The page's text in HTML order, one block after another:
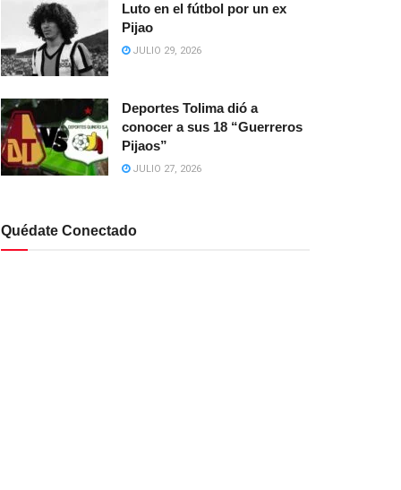
Luto en el fútbol por un ex
Pijao
JULIO 29, 2026
Deportes Tolima dió a
conocer a sus 18 “Guerreros
Pijaos”
JULIO 27, 2026
Quédate Conectado